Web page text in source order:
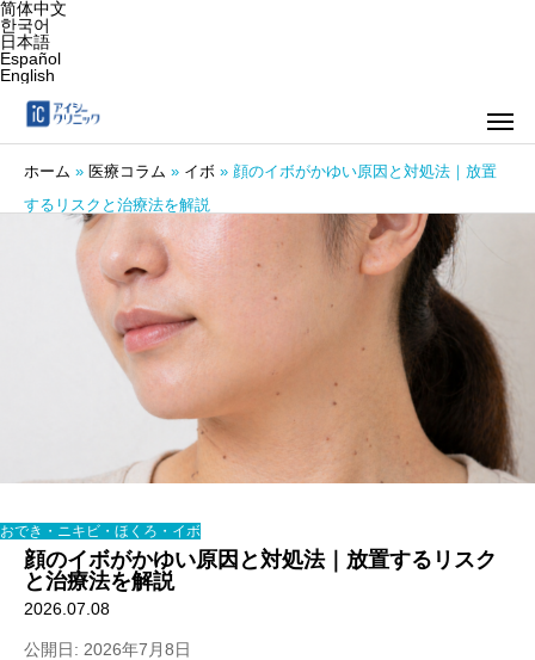
简体中文
한국어
日本語
Español
English
ホーム » 医療コラム » イボ » 顔のイボがかゆい原因と対処法｜放置
するリスクと治療法を解説
おでき・ニキビ・ほくろ・イボ
顔のイボがかゆい原因と対処法｜放置するリスク
と治療法を解説
2026.07.08
公開日: 2026年7月8日